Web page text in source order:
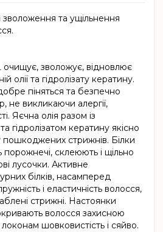
та ущільнення
зволожує, відновлює
олії та гідролізату кератину.
піняться та безпечно
не викликаючи алергії,
Яєчна олія разом із
гідролізатом кератину якісно
пошкоджених стрижнів. Білки
порожнечі, склеюють і щільно
лусочки. Активне
білків, насамперед
і еластичність волосся,
стрижні. Настоянки
волосся захисною
шовковистість і сяйво.